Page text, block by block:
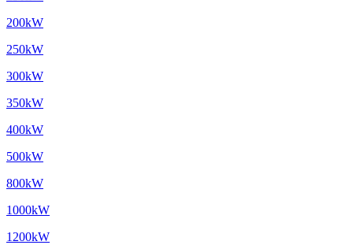
200kW
250kW
300kW
350kW
400kW
500kW
800kW
1000kW
1200kW